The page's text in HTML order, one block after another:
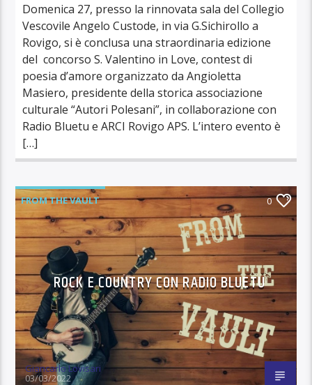
Domenica 27, presso la rinnovata sala del Collegio
Vescovile Angelo Custode, in via G.Sichirollo a
Rovigo, si è conclusa una straordinaria edizione
del concorso S. Valentino in Love, contest di
poesia d’amore organizzato da Angioletta
Masiero, presidente della storica associazione
culturale “Autori Polesani”, in collaborazione con
Radio Bluetu e ARCI Rovigo APS. L’intero evento è
[…]
FROM THE VAULT 0
ROCK E COUNTRY CON RADIO BLUETU
Giancarlo Lovisari
03/03/2022